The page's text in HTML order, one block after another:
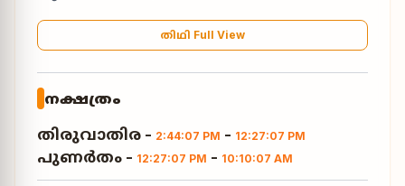
തിഥി Full View
നക്ഷത്രം
തിരുവാതിര - 2:44:07 PM - 12:27:07 PM
പുണർതം - 12:27:07 PM - 10:10:07 AM